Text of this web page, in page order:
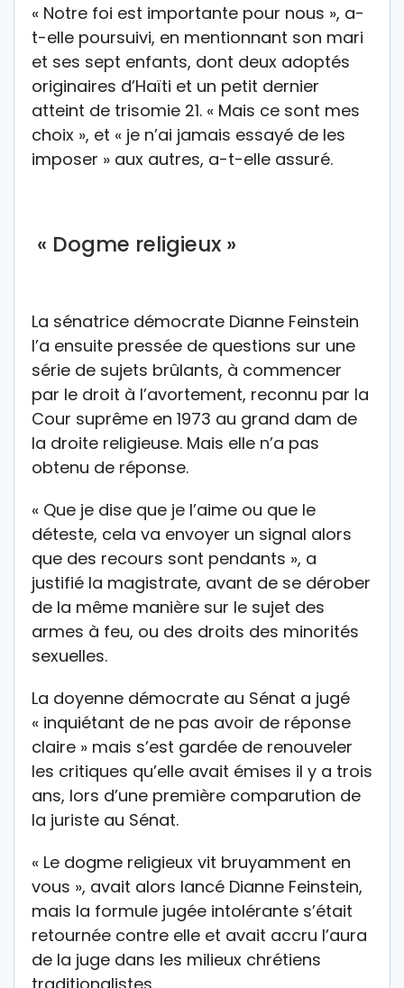
« Notre foi est importante pour nous », a-
t-elle poursuivi, en mentionnant son mari
et ses sept enfants, dont deux adoptés
originaires d’Haïti et un petit dernier
atteint de trisomie 21. « Mais ce sont mes
choix », et « je n’ai jamais essayé de les
imposer » aux autres, a-t-elle assuré.
« Dogme religieux »
La sénatrice démocrate Dianne Feinstein
l’a ensuite pressée de questions sur une
série de sujets brûlants, à commencer
par le droit à l’avortement, reconnu par la
Cour suprême en 1973 au grand dam de
la droite religieuse. Mais elle n’a pas
obtenu de réponse.
« Que je dise que je l’aime ou que le
déteste, cela va envoyer un signal alors
que des recours sont pendants », a
justifié la magistrate, avant de se dérober
de la même manière sur le sujet des
armes à feu, ou des droits des minorités
sexuelles.
La doyenne démocrate au Sénat a jugé
« inquiétant de ne pas avoir de réponse
claire » mais s’est gardée de renouveler
les critiques qu’elle avait émises il y a trois
ans, lors d’une première comparution de
la juriste au Sénat.
« Le dogme religieux vit bruyamment en
vous », avait alors lancé Dianne Feinstein,
mais la formule jugée intolérante s’était
retournée contre elle et avait accru l’aura
de la juge dans les milieux chrétiens